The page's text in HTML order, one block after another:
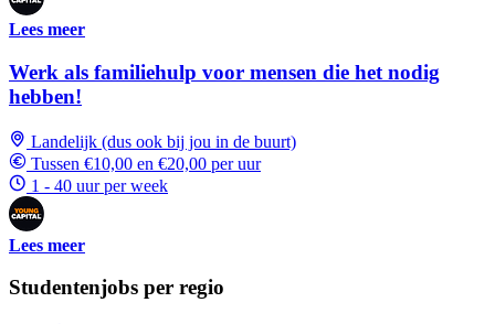
Lees meer
Werk als familiehulp voor mensen die het nodig
hebben!
Landelijk (dus ook bij jou in de buurt)
Tussen €10,00 en €20,00 per uur
1 - 40 uur per week
Lees meer
Studentenjobs per regio